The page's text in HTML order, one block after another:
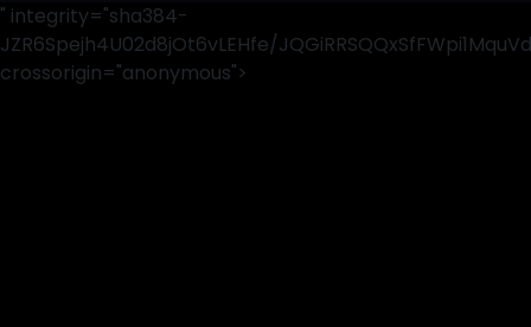
" integrity="sha384-
JZR6Spejh4U02d8jOt6vLEHfe/
crossorigin="anonymous">